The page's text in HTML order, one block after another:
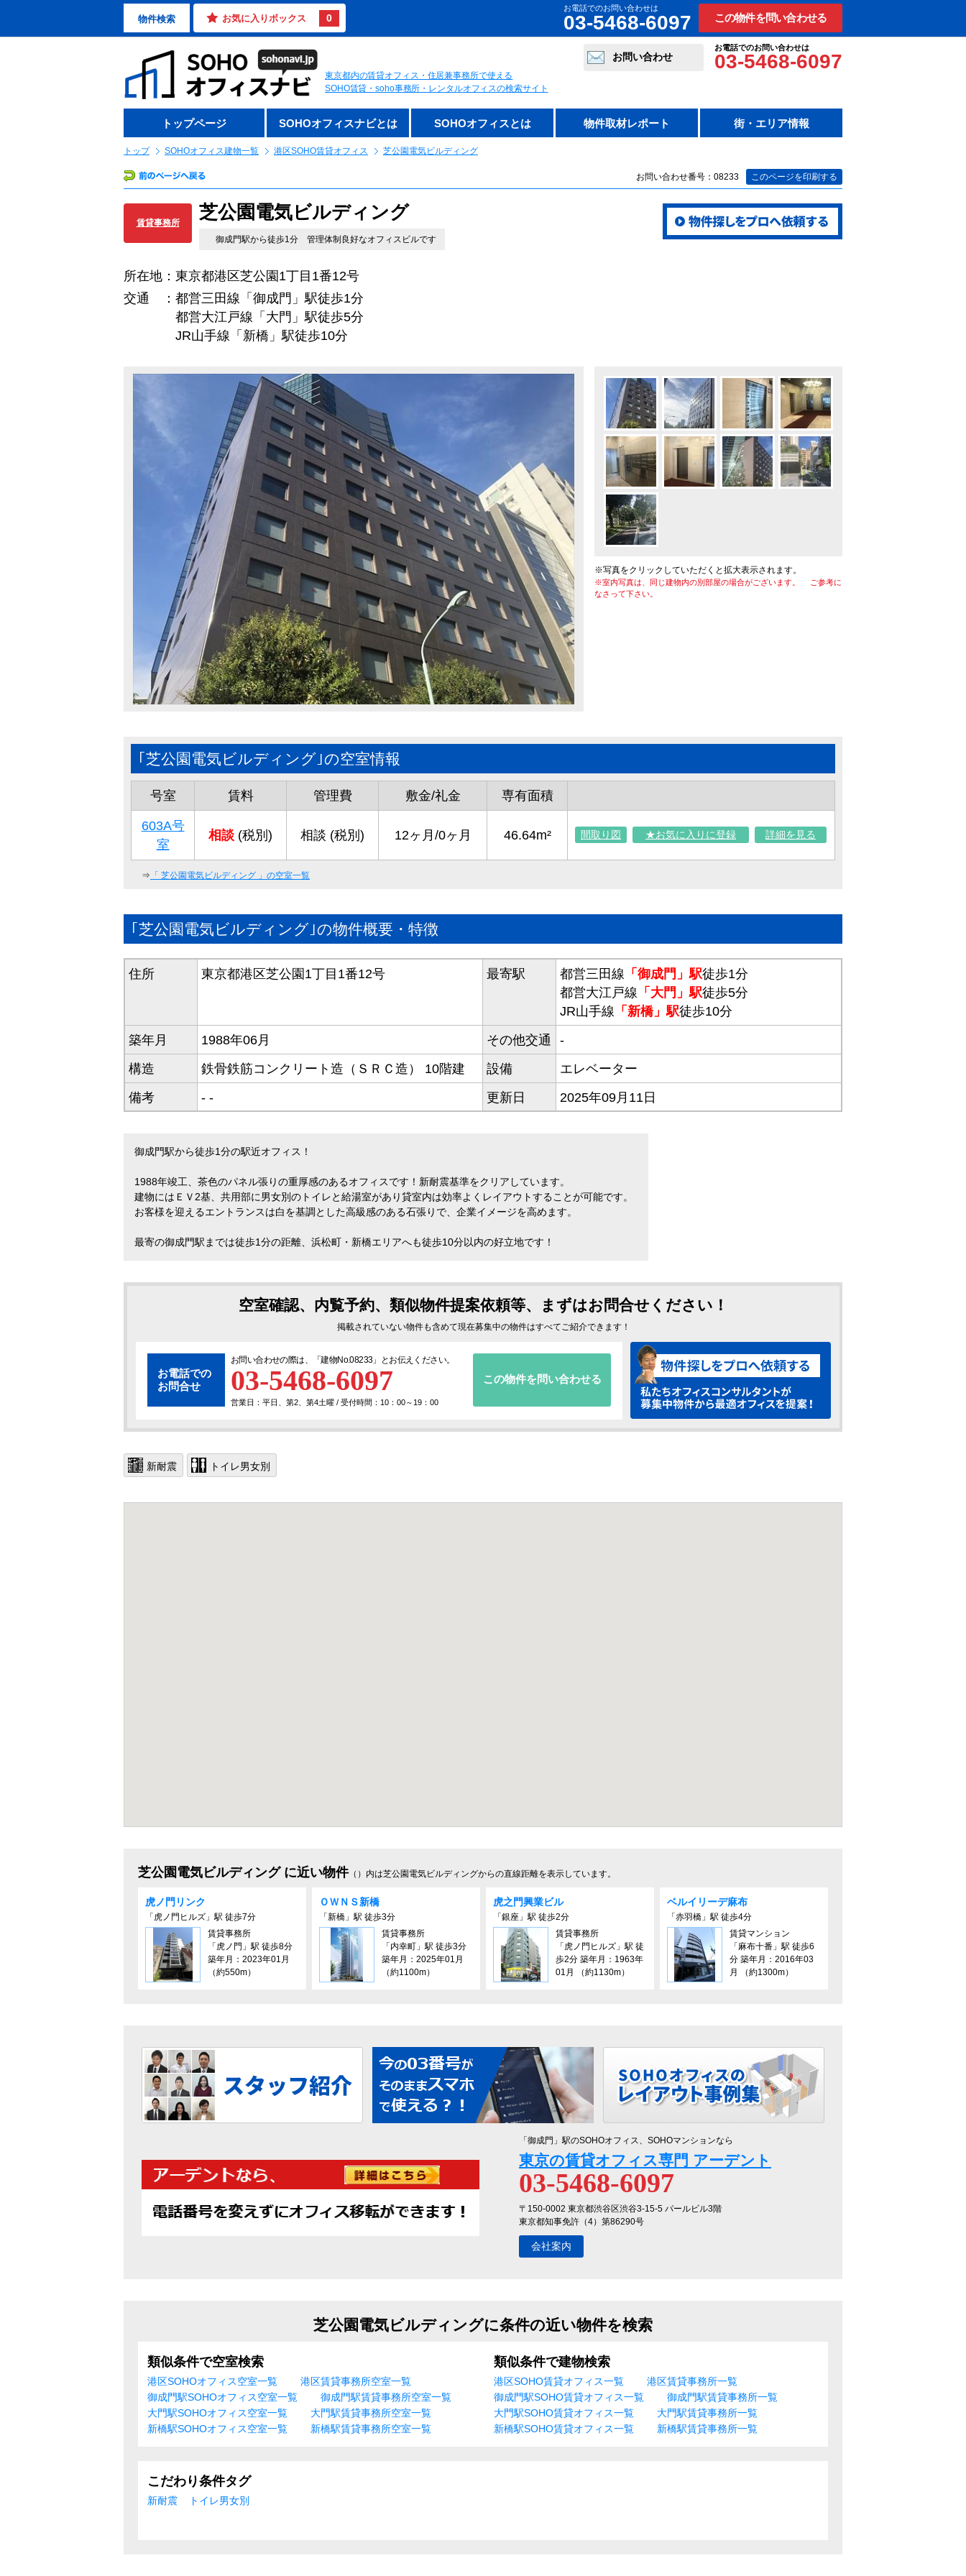
物件検索 お気に入りボックス 0
お電話でのお問い合わせは
03-5468-6097 この物件を問い合わせる
東京都内の賃貸オフィス・住居兼事務所で使える
SOHO賃貸・soho事務所・レンタルオフィスの検索サイト
お電話でのお問い合わせは
03-5468-6097
お問い合わせ
トップページ SOHOオフィスナビとは SOHOオフィスとは 物件取材レポート 街・エリア情報
トップ SOHOオフィス建物一覧 港区SOHO賃貸オフィス 芝公園電気ビルディング
お問い合わせ番号：08233 このページを印刷する
賃貸事務所 芝公園電気ビルディング
御成門駅から徒歩1分 管理体制良好なオフィスビルです
所在地：東京都港区芝公園1丁目1番12号
交通 ：都営三田線「御成門」駅徒歩1分
都営大江戸線「大門」駅徒歩5分
JR山手線「新橋」駅徒歩10分
※写真をクリックしていただくと拡大表示されます。
※室内写真は、同じ建物内の別部屋の場合がございます。 ご参考に
なさって下さい。
｢芝公園電気ビルディング｣の空室情報
号室 賃料 管理費 敷金/礼金 専有面積
603A号
室
相談 (税別) 相談 (税別) 12ヶ月/0ヶ月 46.64m² 間取り図 ★お気に入りに登録 詳細を見る
⇒ 「 芝公園電気ビルディング 」の空室一覧
｢芝公園電気ビルディング｣の物件概要・特徴
住所 東京都港区芝公園1丁目1番12号 最寄駅 都営三田線 「御成門」駅徒歩1分
都営大江戸線 「大門」駅徒歩5分
JR山手線 「新橋」駅徒歩10分
築年月
1988年06月 その他交通
-
構造
鉄骨鉄筋コンクリート造（ＳＲＣ造） 10階建 設備
エレベーター
備考
- - 更新日 2025年09月11日
御成門駅から徒歩1分の駅近オフィス！
1988年竣工、茶色のパネル張りの重厚感のあるオフィスです！新耐震基準をクリアしています。
建物にはＥＶ2基、共用部に男女別のトイレと給湯室があり貸室内は効率よくレイアウトすることが可能です。
お客様を迎えるエントランスは白を基調とした高級感のある石張りで、企業イメージを高めます。
最寄の御成門駅までは徒歩1分の距離、浜松町・新橋エリアへも徒歩10分以内の好立地です！
空室確認、内覧予約、類似物件提案依頼等、まずはお問合せください！
掲載されていない物件も含めて現在募集中の物件はすべてご紹介できます！
お電話での
お問合せ
お問い合わせの際は、「建物No.08233」とお伝えください。
03-5468-6097
営業日：平日、第2、第4土曜 / 受付時間：10：00～19：00
この物件を問い合わせる
新耐震 トイレ男女別
芝公園電気ビルディング に近い物件（）内は芝公園電気ビルディングからの直線距離を表示しています。
虎ノ門リンク
「虎ノ門ヒルズ」駅 徒歩7分
賃貸事務所
「虎ノ門」駅 徒歩8分
築年月：2023年01月
（約550m）
ＯＷＮＳ新橋
「新橋」駅 徒歩3分
賃貸事務所
「内幸町」駅 徒歩3分
築年月：2025年01月
（約1100m）
虎之門興業ビル
「銀座」駅 徒歩2分
賃貸事務所
「虎ノ門ヒルズ」駅 徒
歩2分 築年月：1963年
01月 （約1130m）
ベルイリーデ⿇布
「赤羽橋」駅 徒歩4分
賃貸マンション
「麻布十番」駅 徒歩6
分 築年月：2016年03
月 （約1300m）
「御成門」駅のSOHOオフィス、SOHOマンションなら
東京の賃貸オフィス専門 アーデント
03-5468-6097
〒150-0002 東京都渋谷区渋谷3-15-5 パールビル3階
東京都知事免許（4）第86290号
会社案内
芝公園電気ビルディングに条件の近い物件を検索
類似条件で空室検索
港区SOHOオフィス空室一覧
港区賃貸事務所空室一覧
御成門駅SOHOオフィス空室一覧
御成門駅賃貸事務所空室一覧
大門駅SOHOオフィス空室一覧
大門駅賃貸事務所空室一覧
新橋駅SOHOオフィス空室一覧
新橋駅賃貸事務所空室一覧
類似条件で建物検索
港区SOHO賃貸オフィス一覧
港区賃貸事務所一覧
御成門駅SOHO賃貸オフィス一覧
御成門駅賃貸事務所一覧
大門駅SOHO賃貸オフィス一覧
大門駅賃貸事務所一覧
新橋駅SOHO賃貸オフィス一覧
新橋駅賃貸事務所一覧
こだわり条件タグ
新耐震 トイレ男女別